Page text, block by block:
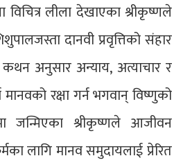
लीला देखाएका श्रीकृष्णले
दानवी प्रवृत्तिको संहार
अनुसार अन्याय, अत्याचार र
मानवको रक्षा गर्न भगवान् विष्णुको
जन्मिएका श्रीकृष्णले आजीवन
लागि मानव समुदायलाई प्रेरित